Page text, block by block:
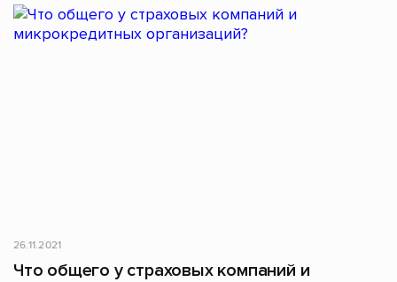
26.11.2021
Что общего у страховых компаний и